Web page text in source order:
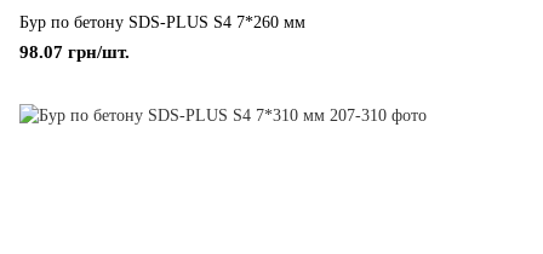
Бур по бетону SDS-PLUS S4 7*260 мм
98.07 грн/шт.